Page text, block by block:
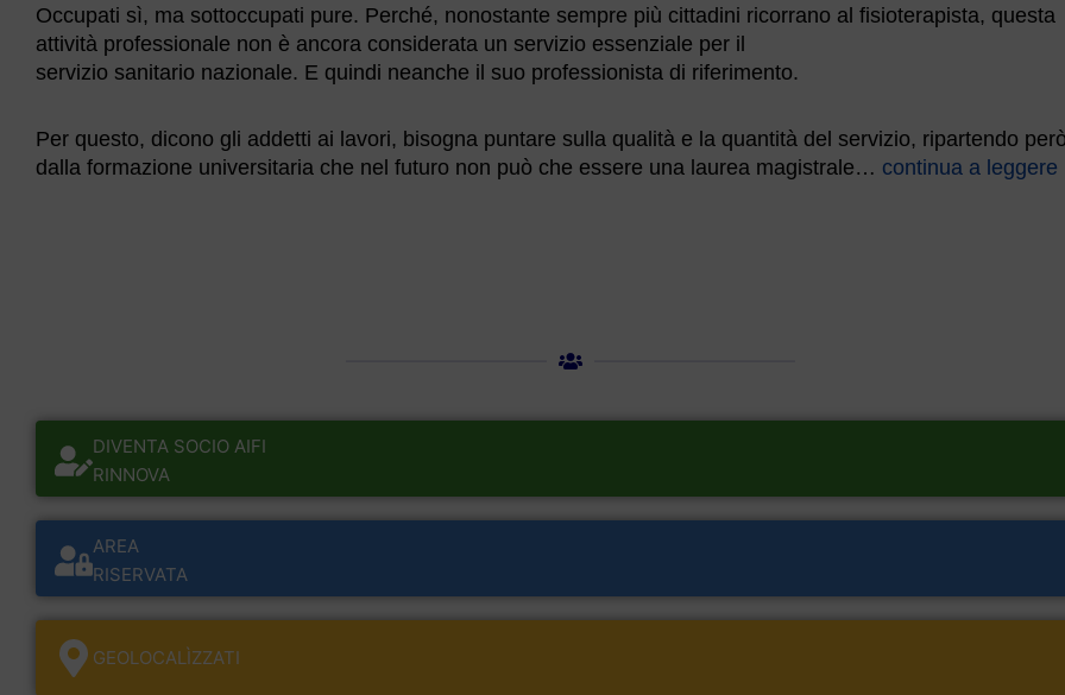
Occupati sì, ma sottoccupati pure. Perché, nonostante sempre più cittadini ricorrano al fisioterapista, questa
attività professionale non è ancora considerata un servizio essenziale per il
servizio sanitario nazionale. E quindi neanche il suo professionista di riferimento.
Per questo, dicono gli addetti ai lavori, bisogna puntare sulla qualità e la quantità del servizio, ripartendo
dalla formazione universitaria che nel futuro non può che essere una laurea magistrale… continua a leggere
DIVENTA SOCIO AIFI
RINNOVA
AREA
RISERVATA
GEOLOCALÌZZATI